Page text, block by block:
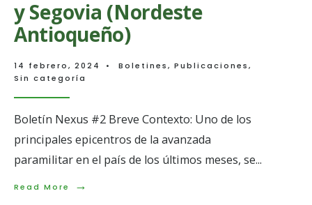
y Segovia (Nordeste
Antioqueño)
14 febrero, 2024 • Boletines, Publicaciones,
Sin categoría
Boletín Nexus #2 Breve Contexto: Uno de los
principales epicentros de la avanzada
paramilitar en el país de los últimos meses, se...
Read More →
Read